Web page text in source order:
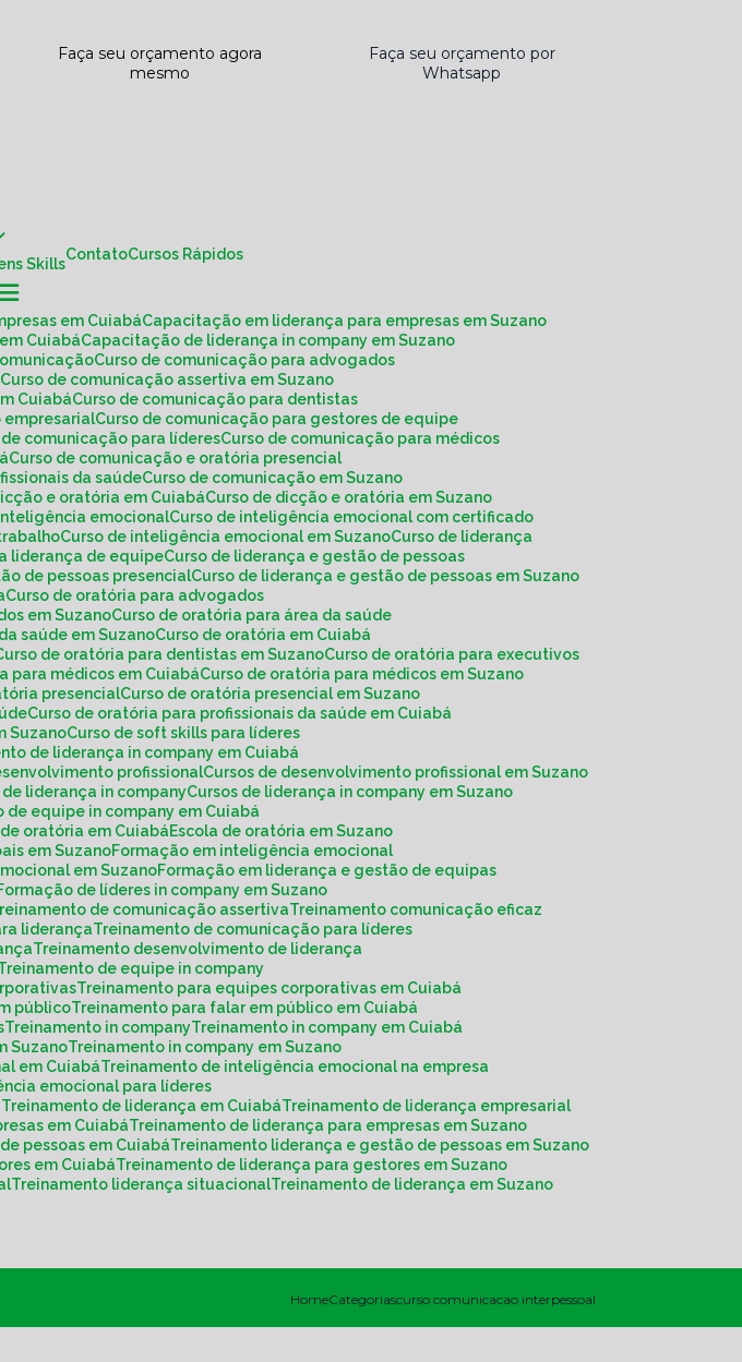
Faça seu orçamento agora
mesmo
Faça seu orçamento por
Whatsapp
Skills
Contato Cursos Rápidos
em Cuiabá
Capacitação em liderança para empresas em Suzano
Cuiabá
Capacitação de liderança in company em Suzano
Curso de comunicação para advogados
Curso de comunicação assertiva em Suzano
Cuiabá
Curso de comunicação para dentistas
empresarial
Curso de comunicação para gestores de equipe
de comunicação para líderes
Curso de comunicação para médicos
Curso de comunicação e oratória presencial
da saúde
Curso de comunicação em Suzano
e oratória em Cuiabá
Curso de dicção e oratória em Suzano
inteligência emocional
Curso de inteligência emocional com certificado
Curso de inteligência emocional em Suzano
Curso de liderança
liderança de equipe
Curso de liderança e gestão de pessoas
de pessoas presencial
Curso de liderança e gestão de pessoas em Suzano
Curso de oratória para advogados
em Suzano
Curso de oratória para área da saúde
saúde em Suzano
Curso de oratória em Cuiabá
Curso de oratória para dentistas em Suzano
Curso de oratória para executivos
para médicos em Cuiabá
Curso de oratória para médicos em Suzano
presencial
Curso de oratória presencial em Suzano
Curso de oratória para profissionais da saúde em Cuiabá
Suzano
Curso de soft skills para líderes
de liderança in company em Cuiabá
profissional
Cursos de desenvolvimento profissional em Suzano
de liderança in company
Cursos de liderança in company em Suzano
de equipe in company em Cuiabá
de oratória em Cuiabá Escola de oratória em Suzano
em Suzano Formação em inteligência emocional
em Suzano Formação em liderança e gestão de equipas
Formação de líderes in company em Suzano
Treinamento de comunicação assertiva
Treinamento comunicação eficaz
liderança
Treinamento de comunicação para líderes
Treinamento desenvolvimento de liderança
Treinamento de equipe in company
Treinamento para equipes corporativas em Cuiabá
público
Treinamento para falar em público em Cuiabá
Treinamento in company
Treinamento in company em Cuiabá
Suzano
Treinamento in company em Suzano
em Cuiabá
Treinamento de inteligência emocional na empresa
emocional para líderes
Treinamento de liderança em Cuiabá
Treinamento de liderança empresarial
em Cuiabá
Treinamento de liderança para empresas em Suzano
pessoas em Cuiabá
Treinamento liderança e gestão de pessoas em Suzano
em Cuiabá
Treinamento de liderança para gestores em Suzano
Treinamento liderança situacional
Treinamento de liderança em Suzano
HomeCategoriascurso comunicacao interpessoal